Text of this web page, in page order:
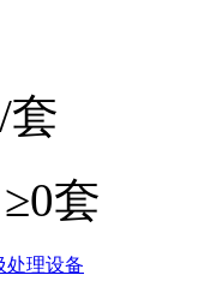
/套
≥0套
处理设备